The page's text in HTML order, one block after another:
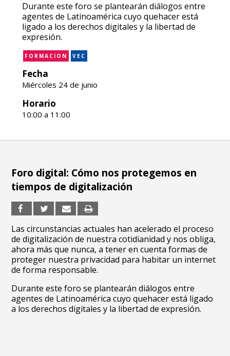
Durante este foro se plantearán diálogos entre
agentes de Latinoamérica cuyo quehacer está
ligado a los derechos digitales y la libertad de
expresión.
FORMACION VEC
Fecha
Miércoles 24 de junio
Horario
10:00 a 11:00
Foro digital: Cómo nos protegemos en
tiempos de digitalización
Las circunstancias actuales han acelerado el proceso
de digitalización de nuestra cotidianidad y nos obliga,
ahora más que nunca, a tener en cuenta formas de
proteger nuestra privacidad para habitar un internet
de forma responsable.
Durante este foro se plantearán diálogos entre
agentes de Latinoamérica cuyo quehacer está ligado
a los derechos digitales y la libertad de expresión.